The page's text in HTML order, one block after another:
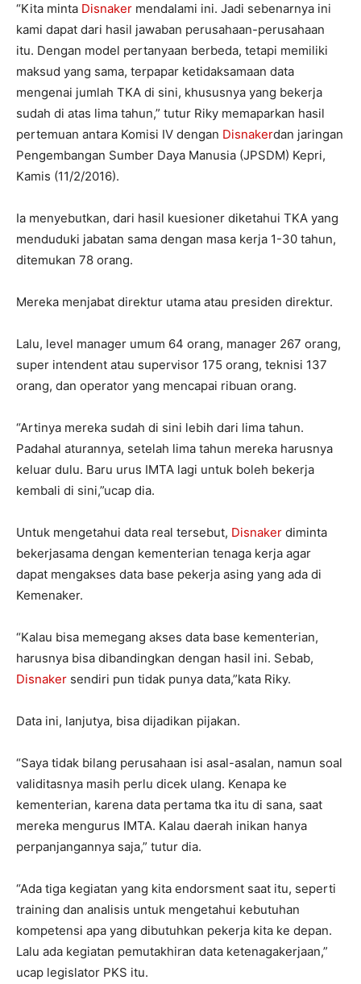
“Kita minta Disnaker mendalami ini. Jadi sebenarnya ini
kami dapat dari hasil jawaban perusahaan-perusahaan
itu. ‎Dengan model pertanyaan berbeda, tetapi memiliki
maksud yang sama, terpapar ketidaksamaan data
mengenai jumlah TKA di sini, khususnya yang bekerja
sudah di atas lima tahun,” tutur Riky memaparkan hasil
pertemuan antara Komisi IV dengan Disnakerdan jaringan
Pengembangan Sumber Daya Manusia (JPSDM) Kepri,
Kamis (11/2/2016).
Ia menyebutkan, dari hasil kuesioner diketahui TKA yang
menduduki jabatan sama dengan masa kerja 1-30 tahun,
ditemukan 78 orang.
Mereka menjabat direktur utama atau presiden direktur.
Lalu, level manager umum 64 orang, manager 267 orang,
super intendent atau supervisor 175 orang, teknisi 137
orang, dan operator yang mencapai ribuan orang.
“‎Artinya mereka sudah di sini lebih dari lima tahun.
Padahal aturannya, setelah lima tahun mereka harusnya
keluar dulu. Baru urus IMTA lagi untuk boleh bekerja
kembali di sini,”ucap dia.
Untuk mengetahui ‎data real tersebut, Disnaker diminta
bekerjasama dengan kementerian tenaga kerja agar
dapat mengakses data base pekerja asing yang ada di
Kemenaker.
“Kalau bisa memegang akses data base kementerian,
harusnya bisa dibandingkan dengan hasil ini. Sebab,
Disnaker sendiri pun tidak punya data,”kata Riky.
Data ini, lanjutya, bisa dijadikan pijakan.
“Saya tidak bilang perusahaan isi asal-asalan, namun soal
validitasnya masih perlu di‎cek ulang. Kenapa ke
kementerian, karena data pertama tka itu di sana, saat
mereka mengurus IMTA. Kalau daerah inikan hanya
perpanjangannya saja,” tutur dia.
“Ada tiga kegiatan yang kita endorsment saat itu, ‎seperti
‎training dan analisis untuk mengetahui kebutuhan
kompetensi apa yang dibutuhkan pekerja kita ke depan.
Lalu ada kegiatan pemutakhiran data ketenagakerjaan,”
ucap legislator PKS itu.